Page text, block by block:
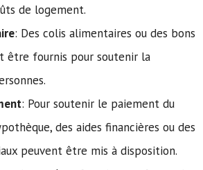
de logement.
: Des colis alimentaires ou des bons
être fournis pour soutenir la
: Pour soutenir le paiement du
des aides financières ou des
peuvent être mis à disposition.